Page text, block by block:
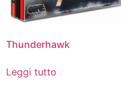
Thunderhawk
Leggi tutto